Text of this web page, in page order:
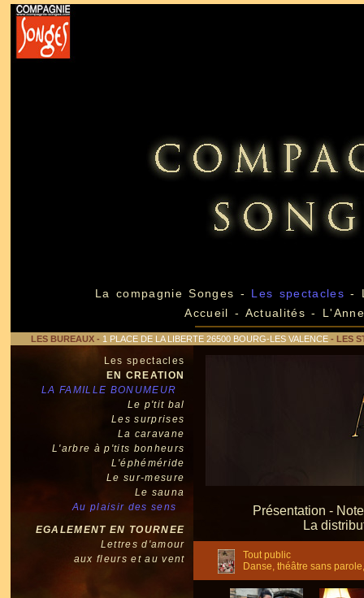
La compagnie Songes - Les spectacles-
Accueil - Actualités -
LES BUREAUX- 1 PLACE DE LA LIBERTE 26500 BOURG-LES VALENCE- LES
Les spectacles
EN CREATION
LA FAMILLE BONUMEUR
Le p'tit bal
Les surprises
La caravane
L'arbre à p'tits bonheurs
L'éphéméride
Le sur-mesure
Le sauna
Au plaisir des sens
EGALEMENT EN TOURNEE
Lettres d'amour
aux fleurs et au vent
Présentation -
La
Tout public
Danse, théâtre sans